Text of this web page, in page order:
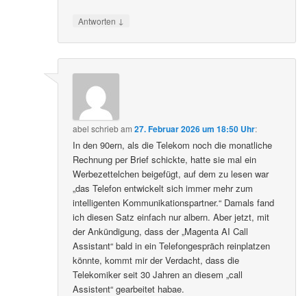
Antworten ↓
abel schriebam27. Februar 2026 um 18:50 Uhr:
In den 90ern, als die Telekom noch die monatliche
Rechnung per Brief schickte, hatte sie mal ein
Werbezettelchen beigefügt, auf dem zu lesen war
„das Telefon entwickelt sich immer mehr zum
intelligenten Kommunikationspartner.“ Damals fand
ich diesen Satz einfach nur albern. Aber jetzt, mit
der Ankündigung, dass der „Magenta AI Call
Assistant“ bald in ein Telefongespräch reinplatzen
könnte, kommt mir der Verdacht, dass die
Telekomiker seit 30 Jahren an diesem „call
Assistent“ gearbeitet habae.